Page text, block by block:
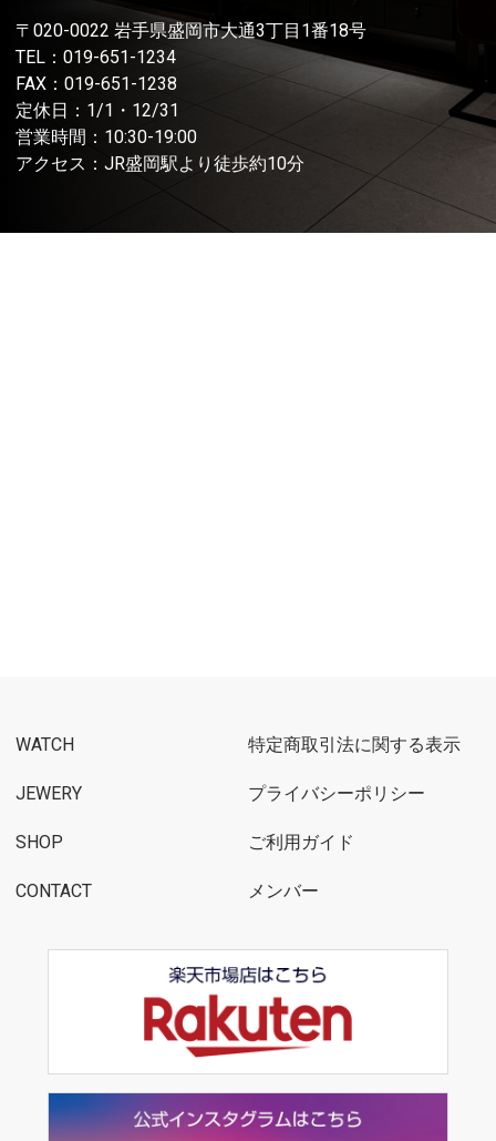
〒020-0022 岩手県盛岡市大通3丁目1番18号
TEL： 019-651-1234
FAX：019-651-1238
定休日：1/1・12/31
営業時間：10:30-19:00
アクセス：JR盛岡駅より徒歩約10分
WATCH
JEWERY
SHOP
CONTACT
特定商取引法に関する表示
プライバシーポリシー
ご利用ガイド
メンバー